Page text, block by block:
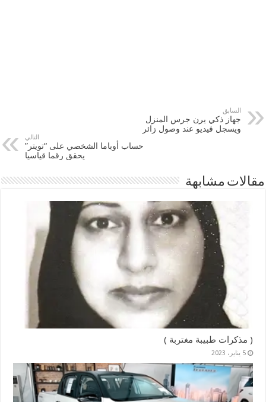
السابق
جهاز ذكي يرن جرس المنزل
ويسجل فيديو عند وصول زائر
التالي
حساب أوباما الشخصي على “تويتر”
يحقق رقما قياسيا
مقالات مشابهة
( مذكرات طبيبة مغتربة )
5 يناير، 2023